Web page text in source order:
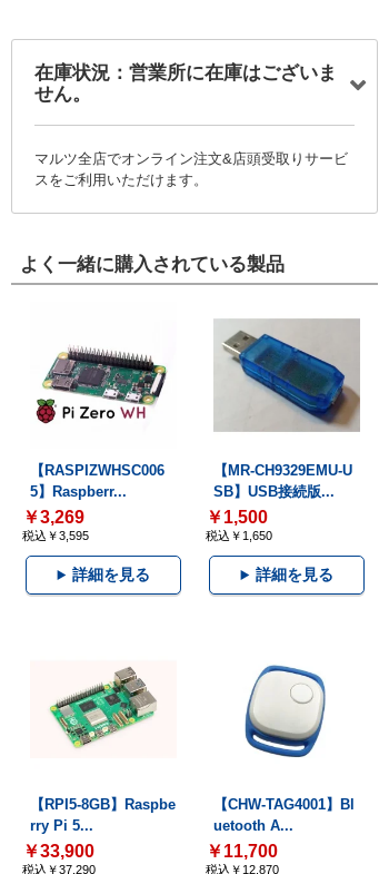
在庫状況：営業所に在庫はございま
せん。
マルツ全店でオンライン注文&店頭受取りサービ
スをご利用いただけます。
よく一緒に購入されている製品
【RASPIZWHSC006
5】Raspberr...
￥3,269
税込￥3,595
詳細を見る
【MR-CH9329EMU-U
SB】USB接続版...
￥1,500
税込￥1,650
詳細を見る
【RPI5-8GB】Raspbe
rry Pi 5...
￥33,900
税込￥37,290
【CHW-TAG4001】Bl
uetooth A...
￥11,700
税込￥12,870